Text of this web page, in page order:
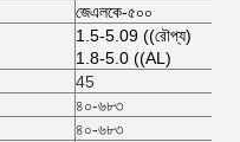
জেএলকে-৫০০
1.5-5.09 ((রৌপ্য)
1.8-5.0 ((AL)
45
৪০-৬৮৩
৪০-৬৮৩